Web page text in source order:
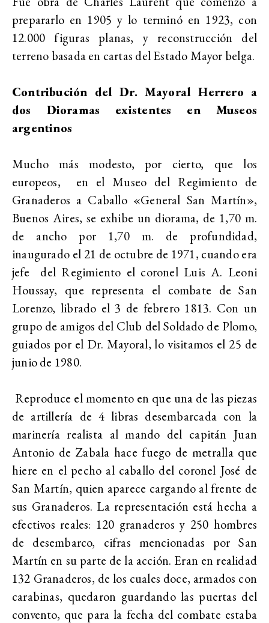
prepararlo en 1905 y lo terminó en 1923, con
12.000 figuras planas, y reconstrucción del
terreno basada en cartas del Estado Mayor belga.
Contribución del Dr. Mayoral Herrero a
dos Dioramas existentes en Museos
argentinos
Mucho más modesto, por cierto, que los
europeos, en el Museo del Regimiento de
Granaderos a Caballo «General San Martín»,
Buenos Aires, se exhibe un diorama, de 1,70 m.
de ancho por 1,70 m. de profundidad,
inaugurado el 21 de octubre de 1971, cuando era
jefe del Regimiento el coronel Luis A. Leoni
Houssay, que representa el combate de San
Lorenzo, librado el 3 de febrero 1813. Con un
grupo de amigos del Club del Soldado de Plomo,
guiados por el Dr. Mayoral, lo visitamos el 25 de
junio de 1980.
Reproduce el momento en que una de las piezas
de artillería de 4 libras desembarcada con la
marinería realista al mando del capitán Juan
Antonio de Zabala hace fuego de metralla que
hiere en el pecho al caballo del coronel José de
San Martín, quien aparece cargando al frente de
sus Granaderos. La representación está hecha a
efectivos reales: 120 granaderos y 250 hombres
de desembarco, cifras mencionadas por San
Martín en su parte de la acción. Eran en realidad
132 Granaderos, de los cuales doce, armados con
carabinas, quedaron guardando las puertas del
convento, que para la fecha del combate estaba